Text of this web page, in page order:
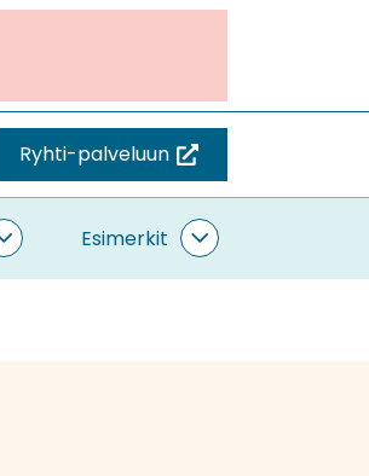
Ryhti-palveluun
(siirryt
toiseen
palveluun)
Ohjeet
ja
Esimerkit
Esimerkit
alasivut